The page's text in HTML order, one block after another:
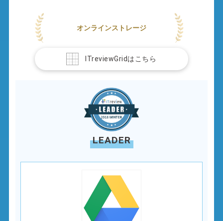
オンラインストレージ
ITreviewGridはこちら
LEADER